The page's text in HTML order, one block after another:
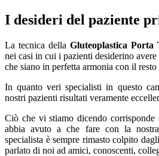
I desideri del paziente
La tecnica della Gluteoplastica Porta
nei casi in cui i pazienti desiderino
che siano in perfetta armonia con il
In quanto veri specialisti in questo
nostri pazienti risultati veramente
Ciò che vi stiamo dicendo
abbia avuto a che fare con la
specialista è sempre rimasto colpito
parlato di noi ad amici, conoscenti,